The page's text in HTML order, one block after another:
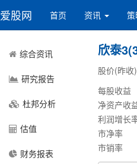
爱股网 首页 资讯
综合资讯
研究报告
杜邦分析
估值
财务报表
欣泰
股价(昨收)
每股收益
净资产收
利润增长
市净率
市销率